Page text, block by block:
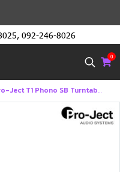
, 092-246-8026
0
Ject T1 Phono SB Turntable เครื่องเล่นแผ่นเสียง